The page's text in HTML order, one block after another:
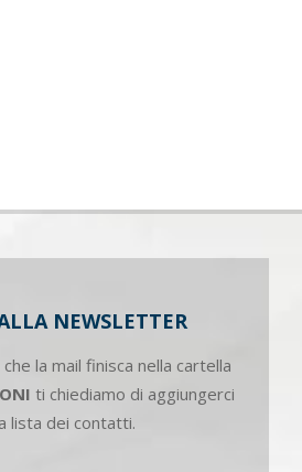
NEWSLETTER
la mail finisca nella cartella
ti chiediamo di aggiungerci
lista dei contatti.